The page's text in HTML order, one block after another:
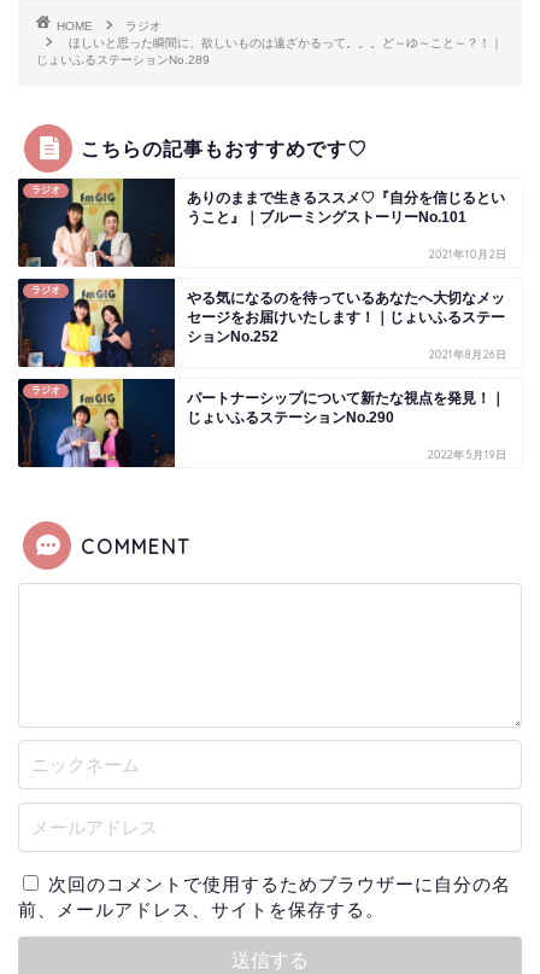
HOME
ラジオ
ほしいと思った瞬間に、欲しいものは遠ざかるって。。。ど～ゆ～こと～？！｜
じょいふるステーションNo.289
こちらの記事もおすすめです♡
ラジオ
ありのままで生きるススメ♡『自分を信じるとい
うこと』｜ブルーミングストーリーNo.101
2021年10月2日
ラジオ
やる気になるのを待っているあなたへ大切なメッ
セージをお届けいたします！｜じょいふるステー
ションNo.252
2021年8月26日
ラジオ
パートナーシップについて新たな視点を発見！｜
じょいふるステーションNo.290
2022年5月19日
COMMENT
次回のコメントで使用するためブラウザーに自分の名
前、メールアドレス、サイトを保存する。